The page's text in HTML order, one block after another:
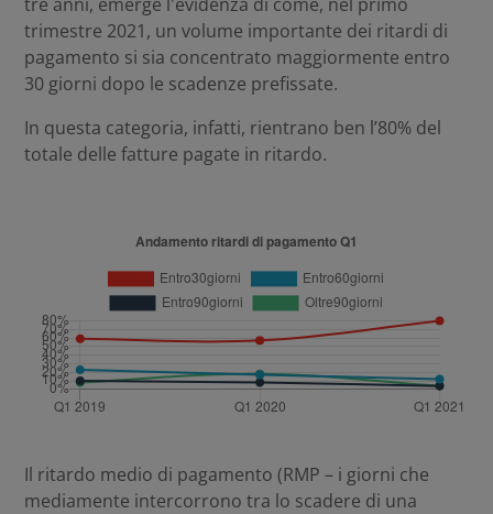
trimestre 2021, un volume importante dei ritardi di
pagamento si sia concentrato maggiormente entro
30 giorni dopo le scadenze prefissate.
In questa categoria, infatti, rientrano ben l’80% del
totale delle fatture pagate in ritardo.
Il ritardo medio di pagamento (RMP – i giorni che
mediamente intercorrono tra lo scadere di una